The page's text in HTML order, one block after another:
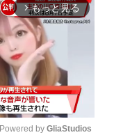
arrow_forward_ios もっと見る
Powered by GliaStudios